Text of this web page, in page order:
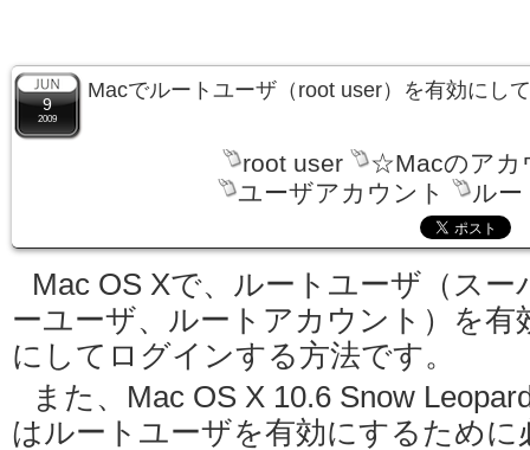
9
2009
Macでルートユーザ（root user）を有効にし
root user
☆Macのアカ
ユーザアカウント
ル
Mac OS Xで、ルートユーザ（スー
ーユーザ、ルートアカウント）を有
にしてログインする方法です。
また、Mac OS X 10.6 Snow
はルートユーザを有効にするために